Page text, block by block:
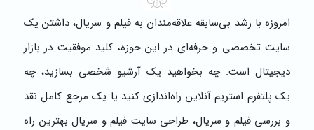
امروزه با رشد بی‌سابقه علاقه‌مندان به فیلم و سریال، داشتن یک
سایت تخصصی و حرفه‌ای در این حوزه، کلید موفقیت در بازار
دیجیتال است. چه بخواهید یک آرشیو شخصی بسازید، چه
یک پلتفرم استریم آنلاین راه‌اندازی کنید یا یک مرجع کامل نقد
و بررسی فیلم و سریال، طراحی سایت فیلم و سریال بهترین راه